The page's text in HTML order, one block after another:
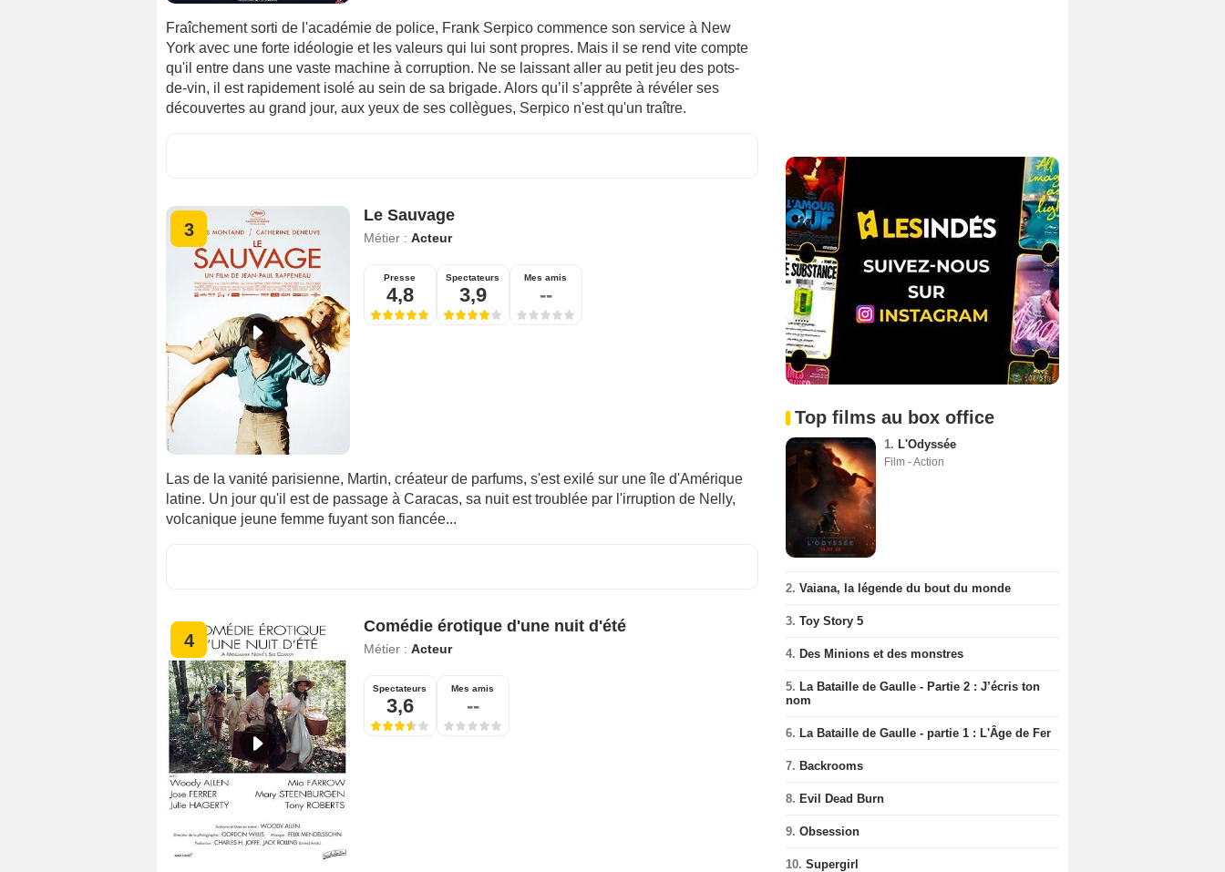
Fraîchement sorti de l'académie de police, Frank Serpico commence son service à New
York avec une forte idéologie et les valeurs qui lui sont propres. Mais il se rend vite compte
qu'il entre dans une vaste machine à corruption. Ne se laissant aller au petit jeu des pots-
de-vin, il est rapidement isolé au sein de sa brigade. Alors qu’il s’apprête à révéler ses
découvertes au grand jour, aux yeux de ses collègues, Serpico n'est qu'un traître.
3
Le Sauvage
Métier : Acteur
Presse
4,8
Spectateurs
3,9
Mes amis
--
Las de la vanité parisienne, Martin, créateur de parfums, s'est exilé sur une île d'Amérique
latine. Un jour qu'il est de passage à Caracas, sa nuit est troublée par l'irruption de Nelly,
volcanique jeune femme fuyant son fiancée...
4
Comédie érotique d'une nuit d'été
Métier : Acteur
Spectateurs
3,6
Mes amis
--
Top films au box office
1. L'Odyssée
Film - Action
2. Vaiana, la légende du bout du monde
3. Toy Story 5
4. Des Minions et des monstres
5. La Bataille de Gaulle - Partie 2 : J’écris ton
nom
6. La Bataille de Gaulle - partie 1 : L'Âge de Fer
7. Backrooms
8. Evil Dead Burn
9. Obsession
10. Supergirl